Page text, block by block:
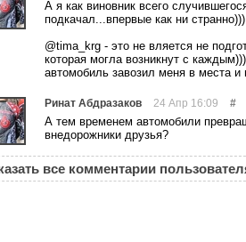
А я как виновник всего
подкачал...впервые как ни
@tima_krg - это не вляется не
которая могла возникнут с
автомобиль завозил меня в места
Ринат Абдразаков 24 Апр 16:09 #
А тем временем автомобили
внедорожники друзья?
все комментарии